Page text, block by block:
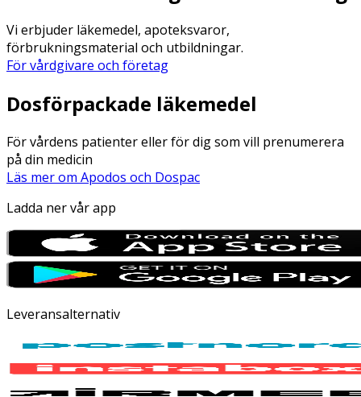
Vi erbjuder läkemedel, apoteksvaror,
förbrukningsmaterial och utbildningar.
För vårdgivare och företag
Dosförpackade läkemedel
För vårdens patienter eller för dig som vill prenumerera
på din medicin
Läs mer om Apodos och Dospac
Ladda ner vår app
Leveransalternativ